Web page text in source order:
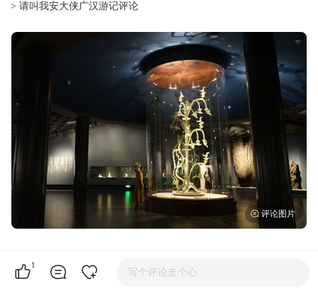
> 请叫我安大侠广汉游记评论
记。看纪录片读《山海经》去了解它走近它，今天真的来到
1
写个评论走个心